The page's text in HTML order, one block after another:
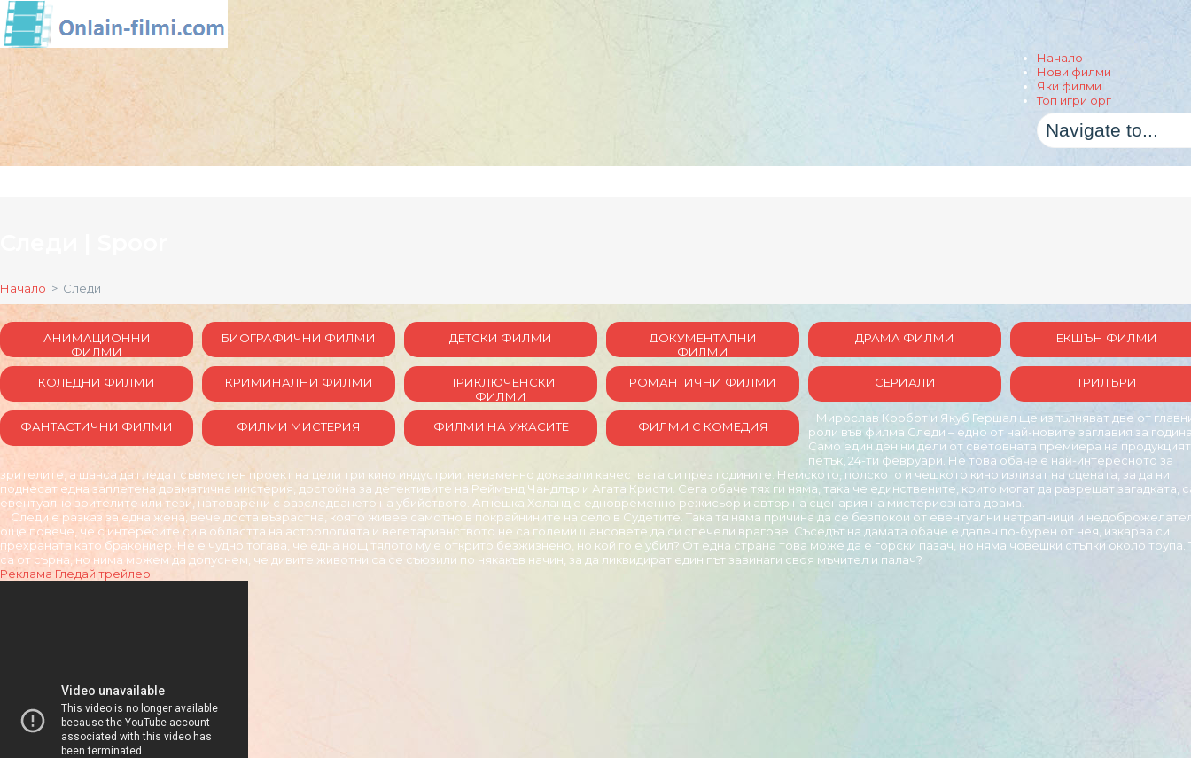
Начало
Нови филми
Яки филми
Топ игри орг
Начало > Следи
АНИМАЦИОННИ
ФИЛМИ
БИОГРАФИЧНИ ФИЛМИ ДЕТСКИ ФИЛМИ
ДОКУМЕНТАЛНИ
ФИЛМИ
ДРАМА ФИЛМИ ЕКШЪН ФИЛМИ
КОЛЕДНИ ФИЛМИ КРИМИНАЛНИ ФИЛМИ
ПРИКЛЮЧЕНСКИ
ФИЛМИ
РОМАНТИЧНИ ФИЛМИ СЕРИАЛИ ТРИЛЪРИ
ФАНТАСТИЧНИ ФИЛМИ ФИЛМИ МИСТЕРИЯ ФИЛМИ НА УЖАСИТЕ ФИЛМИ С КОМЕДИЯ
Мирослав Кробот и Якуб Гершал ще изпълняват две от
роли във филма Следи – едно от най-новите заглавия за
Само един ден ни дели от световната премиера на
петък, 24-ти февруари. Не това обаче е най-интересното за
зрителите, а шанса да гледат съвместен проект на цели три кино индустрии, неизменно доказали качествата си през годините. Немското, полското и чешкото кино излизат на сцената, за да ни
поднесат една заплетена драматична мистерия, достойна за детективите на Реймънд Чандлър и Агата Кристи. Сега обаче тях ги няма, така че единствените, които могат да разрешат загадката,
евентуално зрителите или тези, натоварени с разследването на убийството. Агнешка Холанд е едновременно режисьор и автор на сценария на мистериозната драма.
Следи е разказ за една жена, вече доста възрастна, която живее самотно в покрайнините на село в Судетите. Така тя няма причина да се безпокои от евентуални натрапници и
още повече, че с интересите си в областта на астрологията и вегетарианството не са големи шансовете да си спечели врагове. Съседът на дамата обаче е далеч по-бурен от нея, изкарва си
прехраната като бракониер. Не е чудно тогава, че една нощ тялото му е открито безжизнено, но кой го е убил? От една страна това може да е горски пазач, но няма човешки стъпки около трупа.
са от сърна, но нима можем да допуснем, че дивите животни са се съюзили по някакъв начин, за да ликвидират един път завинаги своя мъчител и палач?
Реклама Гледай трейлер